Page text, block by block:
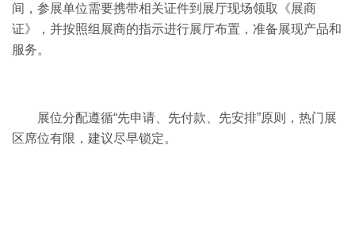
间，参展单位需要携带相关证件到展厅现场领取《展商
证》，并按照组展商的指示进行展厅布置，准备展现产品和
服务。
展位分配遵循“先申请、先付款、先安排”原则，热门展
区席位有限，建议尽早锁定。